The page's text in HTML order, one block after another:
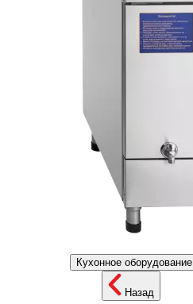
Кухонное оборудование
Назад